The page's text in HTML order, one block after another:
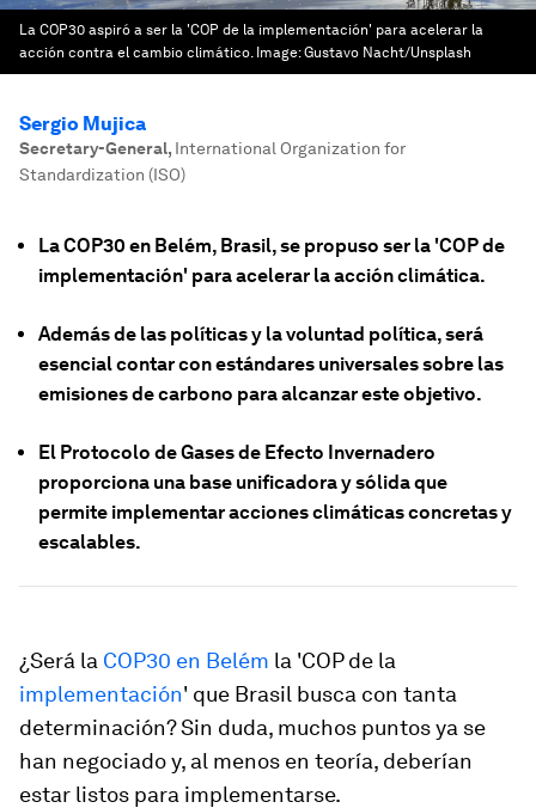
La COP30 aspiró a ser la 'COP de la implementación' para acelerar la
acción contra el cambio climático. Image:Gustavo Nacht/Unsplash
Sergio Mujica
Secretary-General, International Organization for
Standardization (ISO)
La COP30 en Belém, Brasil, se propuso ser la 'COP de
implementación' para acelerar la acción climática.
Además de las políticas y la voluntad política, será
esencial contar con estándares universales sobre las
emisiones de carbono para alcanzar este objetivo.
El Protocolo de Gases de Efecto Invernadero
proporciona una base unificadora y sólida que
permite implementar acciones climáticas concretas y
escalables.
¿Será la COP30 en Belém la 'COP de la
implementación' que Brasil busca con tanta
determinación? Sin duda, muchos puntos ya se
han negociado y, al menos en teoría, deberían
estar listos para implementarse.